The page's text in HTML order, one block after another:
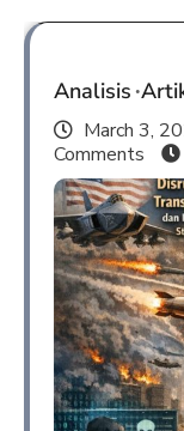
Analisis
March 3,
Comments